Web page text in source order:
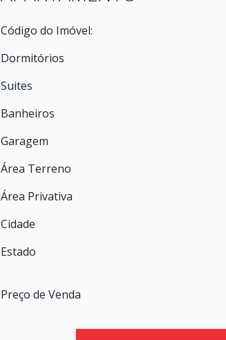
Código do Imóvel:
Dormitórios
Suites
Banheiros
Garagem
Área Terreno
Área Privativa
Cidade
Estado
Preço de Venda